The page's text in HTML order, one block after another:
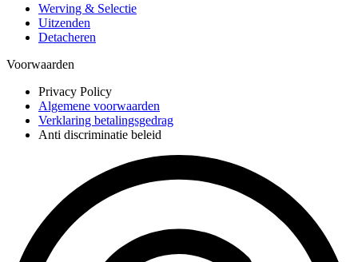
Werving & Selectie
Uitzenden
Detacheren
Voorwaarden
Privacy Policy
Algemene voorwaarden
Verklaring betalingsgedrag
Anti discriminatie beleid